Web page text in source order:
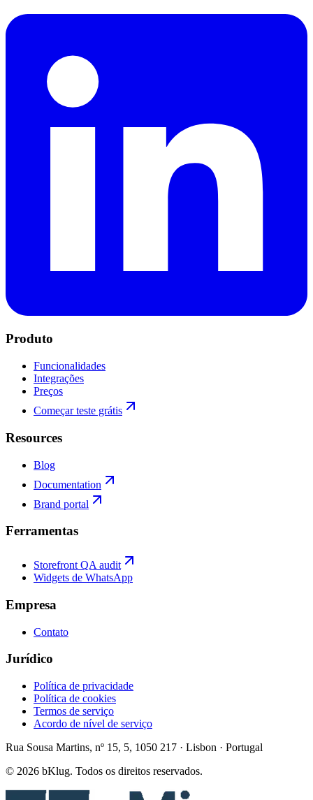
Produto
Funcionalidades
Integrações
Preços
Começar teste grátis
Resources
Blog
Documentation
Brand portal
Ferramentas
Storefront QA audit
Widgets de WhatsApp
Empresa
Contato
Jurídico
Política de privacidade
Política de cookies
Termos de serviço
Acordo de nível de serviço
Rua Sousa Martins, nº 15, 5, 1050 217 · Lisbon · Portugal
© 2026 bKlug. Todos os direitos reservados.